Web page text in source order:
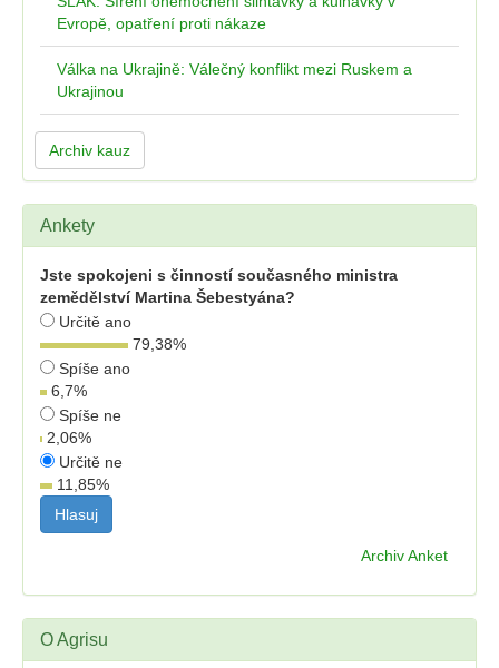
Evropě, opatření proti nákaze
Válka na Ukrajině: Válečný konflikt mezi Ruskem a
Ukrajinou
Archiv kauz
Ankety
Jste spokojeni s činností současného ministra
zemědělství Martina Šebestyána?
Určitě ano
79,38%
Spíše ano
6,7%
Spíše ne
2,06%
Určitě ne
11,85%
Archiv Anket
O Agrisu